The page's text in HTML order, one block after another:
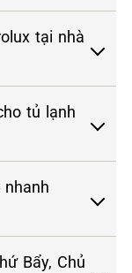
tại nhà
tủ lạnh
Bẩy, Chủ